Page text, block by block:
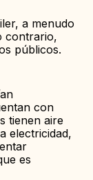
a menudo
contrario,
públicos.
con
tienen aire
electricidad,
es